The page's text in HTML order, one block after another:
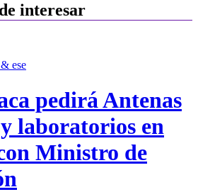
interesar
ese
pedirá Antenas
laboratorios en
Ministro de